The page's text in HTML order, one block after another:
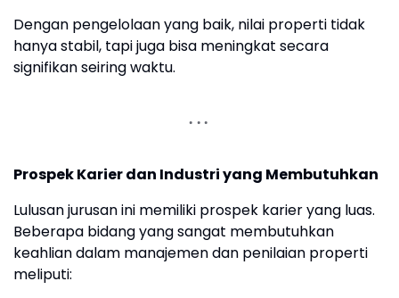
Dengan pengelolaan yang baik, nilai properti tidak
hanya stabil, tapi juga bisa meningkat secara
signifikan seiring waktu.
Prospek Karier dan Industri yang Membutuhkan
Lulusan jurusan ini memiliki prospek karier yang luas.
Beberapa bidang yang sangat membutuhkan
keahlian dalam manajemen dan penilaian properti
meliputi: